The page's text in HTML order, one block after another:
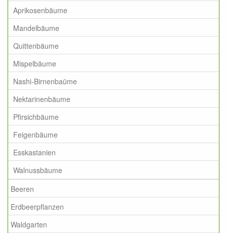
Aprikosenbäume
Mandelbäume
Quittenbäume
Mispelbäume
Nashi-Birnenbaüme
Nektarinenbäume
Pfirsichbäume
Feigenbäume
Esskastanien
Walnussbäume
Beeren
Erdbeerpflanzen
Waldgarten